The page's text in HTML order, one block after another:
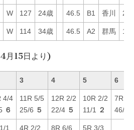
W 127 24歳 46.5 B1 香川 27
W 114 34歳 46.5 A2 群馬 13
月15日より)
3 4 5 6
4/4
６
11R 5/5
25/6 ５
12R 2/2
22/4 ５
10R 2/2
11/1
２
7R 6/
46/6
1
4R 2/2
8R 6/6
5R 3/3